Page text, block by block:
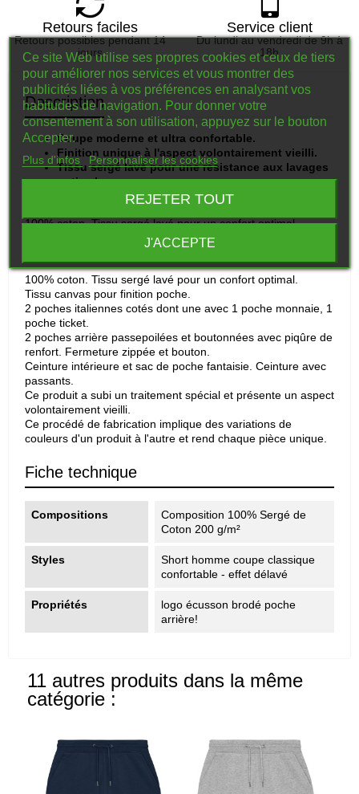
Retours faciles
Retours possibles pendant 14
jours
Service client
Du lundi au vendredi de 9h à
18h
Description
Coupe moderne et ultra confortable.
Finition unique à l'aspect volontairement vieilli.
Tissu sergé lavé pour une résistance aux lavages
optimale.
100% coton. Tissu sergé lavé pour un confort optimal
100% coton. Tissu sergé lavé pour un confort optimal.
Tissu canvas pour finition poche.
2 poches italiennes cotés dont une avec 1 poche monnaie, 1
poche ticket.
2 poches arrière passepoilées et boutonnées avec piqûre de
renfort. Fermeture zippée et bouton.
Ceinture intérieure et sac de poche fantaisie. Ceinture avec
passants.
Ce produit a subi un traitement spécial et présente un aspect
volontairement vieilli.
Ce procédé de fabrication implique des variations de
couleurs d'un produit à l'autre et rend chaque pièce unique.
Fiche technique
Compositions
Composition 100% Sergé de
Coton 200 g/m²
Styles
Short homme coupe classique
confortable - effet délavé
Propriétés
logo écusson brodé poche
arrière!
11 autres produits dans la même
catégorie :
Ce site Web utilise ses propres cookies et ceux de tiers
pour améliorer nos services et vous montrer des
publicités liées à vos préférences en analysant vos
habitudes de navigation. Pour donner votre
consentement à son utilisation, appuyez sur le bouton
Accepter.
Plus d'infos Personnaliser les cookies
REJETER TOUT
J'ACCEPTE